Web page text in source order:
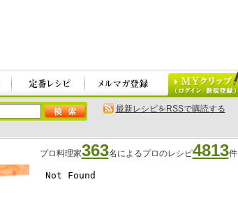
最新レシピをRSSで購読する
プロ料理家363名によるプロのレシピ4813件